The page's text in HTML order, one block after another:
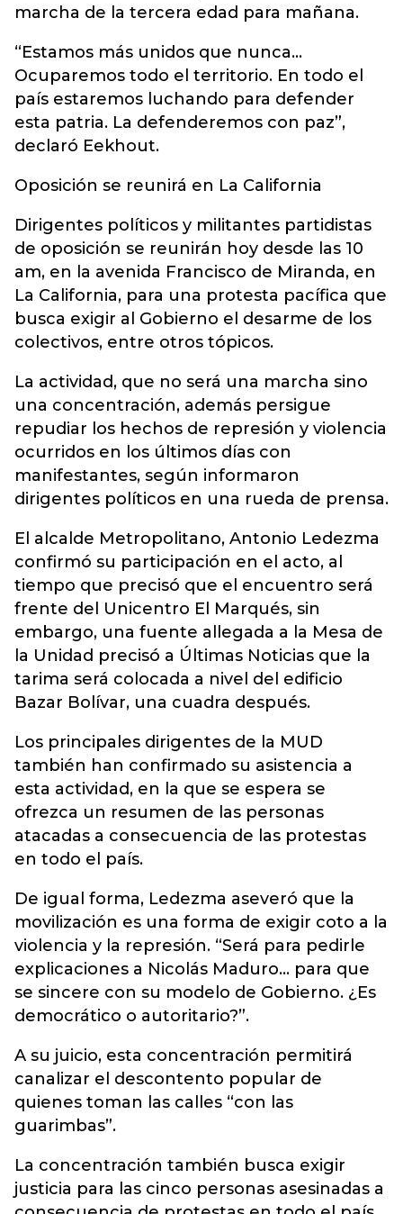
marcha de la tercera edad para mañana.
“Estamos más unidos que nunca...
Ocuparemos todo el territorio. En todo el
país estaremos luchando para defender
esta patria. La defenderemos con paz”,
declaró Eekhout.
Oposición se reunirá en La California
Dirigentes políticos y militantes partidistas
de oposición se reunirán hoy desde las 10
am, en la avenida Francisco de Miranda, en
La California, para una protesta pacífica que
busca exigir al Gobierno el desarme de los
colectivos, entre otros tópicos.
La actividad, que no será una marcha sino
una concentración, además persigue
repudiar los hechos de represión y violencia
ocurridos en los últimos días con
manifestantes, según informaron
dirigentes políticos en una rueda de prensa.
El alcalde Metropolitano, Antonio Ledezma
confirmó su participación en el acto, al
tiempo que precisó que el encuentro será
frente del Unicentro El Marqués, sin
embargo, una fuente allegada a la Mesa de
la Unidad precisó a Últimas Noticias que la
tarima será colocada a nivel del edificio
Bazar Bolívar, una cuadra después.
Los principales dirigentes de la MUD
también han confirmado su asistencia a
esta actividad, en la que se espera se
ofrezca un resumen de las personas
atacadas a consecuencia de las protestas
en todo el país.
De igual forma, Ledezma aseveró que la
movilización es una forma de exigir coto a la
violencia y la represión. “Será para pedirle
explicaciones a Nicolás Maduro... para que
se sincere con su modelo de Gobierno. ¿Es
democrático o autoritario?”.
A su juicio, esta concentración permitirá
canalizar el descontento popular de
quienes toman las calles “con las
guarimbas”.
La concentración también busca exigir
justicia para las cinco personas asesinadas a